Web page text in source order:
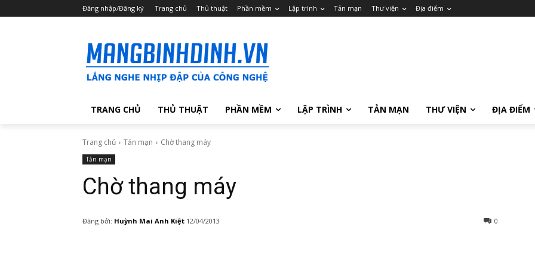
Đăng nhập/Đăng ký Trang chủ Thủ thuật Phần mềm Lập trình Tản mạn Thư viện Địa điểm
TRANG CHỦ THỦ THUẬT PHẦN MỀM LẬP TRÌNH TẢN MẠN THƯ VIỆN ĐỊA ĐIỂM
Trang chủ Tản mạn Chờ thang máy
Tản mạn
Chờ thang máy
Đăng bởi: Huỳnh Mai Anh Kiệt 12/04/2013 0